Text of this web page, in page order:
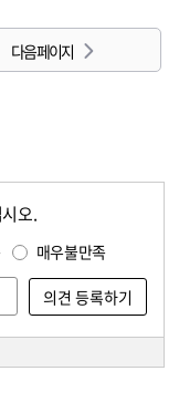
다음 페이지
오.
매우불만족